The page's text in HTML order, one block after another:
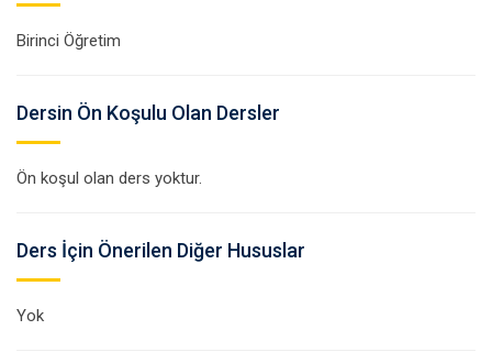
Birinci Öğretim
Dersin Ön Koşulu Olan Dersler
Ön koşul olan ders yoktur.
Ders İçin Önerilen Diğer Hususlar
Yok